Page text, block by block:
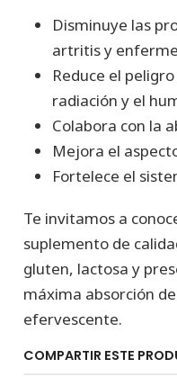
Disminuye las
artritis y
Reduce el
radiación y el
Colabora con la
Mejora el
Fortelece el
Te invitamos a
suplemento de
gluten, lactosa y
máxima absorción
efervescente.
COMPARTIR ESTE